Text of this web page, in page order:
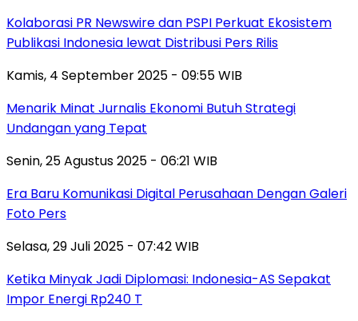
Kolaborasi PR Newswire dan PSPI Perkuat Ekosistem
Publikasi Indonesia lewat Distribusi Pers Rilis
Kamis, 4 September 2025 - 09:55 WIB
Menarik Minat Jurnalis Ekonomi Butuh Strategi
Undangan yang Tepat
Senin, 25 Agustus 2025 - 06:21 WIB
Era Baru Komunikasi Digital Perusahaan Dengan Galeri
Foto Pers
Selasa, 29 Juli 2025 - 07:42 WIB
Ketika Minyak Jadi Diplomasi: Indonesia-AS Sepakat
Impor Energi Rp240 T